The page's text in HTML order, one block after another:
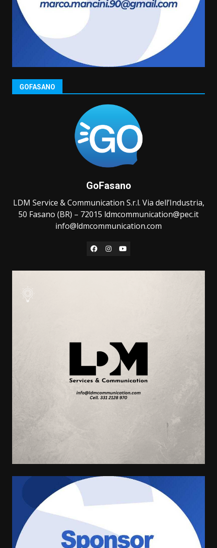
GOFASANO
GoFasano
LDM Service & Communication S.r.l. Via dell’Industria,
50 Fasano (BR) – 72015 ldmcommunication@pec.it
info@ldmcommunication.com
Concorso per il reclutamento di
Allievi Carabinieri
1 Giugno 2024 05:45
Al via la terza edizione del ‘Job
Day’ con 37 aziende